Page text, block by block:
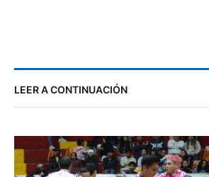
LEER A CONTINUACIÓN